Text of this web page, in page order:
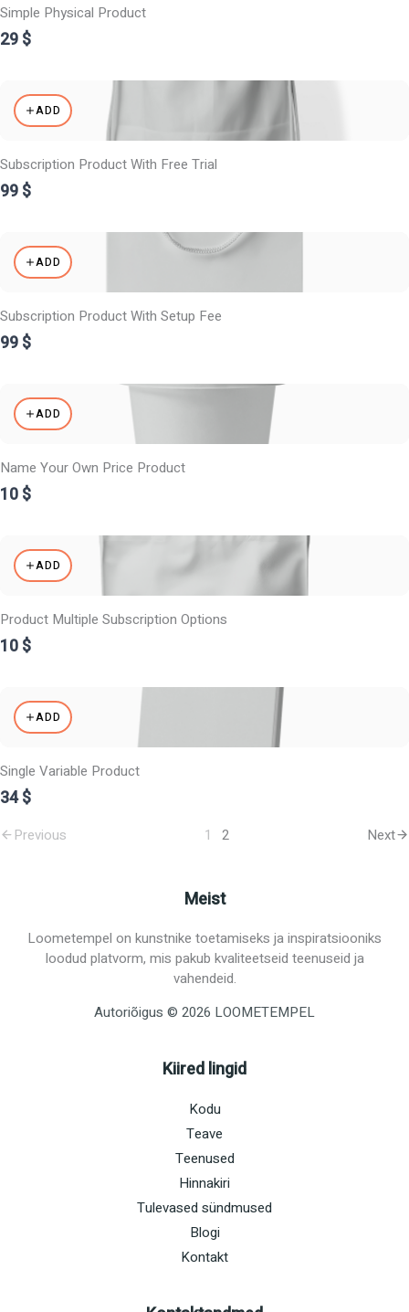
Simple Physical Product
29 $
ADD
Subscription Product With Free Trial
99 $
ADD
Subscription Product With Setup Fee
99 $
ADD
Name Your Own Price Product
10 $
ADD
Product Multiple Subscription Options
10 $
ADD
Single Variable Product
34 $
Previous 1 2 Next
Meist
Loometempel on kunstnike toetamiseks ja inspiratsiooniks
loodud platvorm, mis pakub kvaliteetseid teenuseid ja
vahendeid.
Autoriõigus © 2026 LOOMETEMPEL
Kiired lingid
Kodu
Teave
Teenused
Hinnakiri
Tulevased sündmused
Blogi
Kontakt